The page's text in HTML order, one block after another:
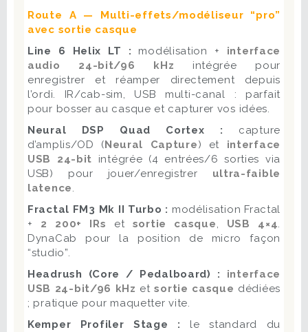
Route A — Multi-effets/modéliseur “pro”
avec sortie casque
Line 6 Helix LT : modélisation + interface
audio 24-bit/96 kHz intégrée pour
enregistrer et réamper directement depuis
l’ordi. IR/cab-sim, USB multi-canal : parfait
pour bosser au casque et capturer vos idées.
Neural DSP Quad Cortex : capture
d’amplis/OD ( Neural Capture) et interface
USB 24-bit intégrée (4 entrées/6 sorties via
USB) pour jouer/enregistrer ultra-faible
latence.
Fractal FM3 Mk II Turbo : modélisation Fractal
+ 2 200+ IRs et sortie casque, USB 4×4.
DynaCab pour la position de micro façon
“studio”.
Headrush (Core / Pedalboard) :
interface
USB 24-bit/96 kHz etsortie casque dédiées
; pratique pour maquetter vite.
Kemper Profiler Stage : le standard du